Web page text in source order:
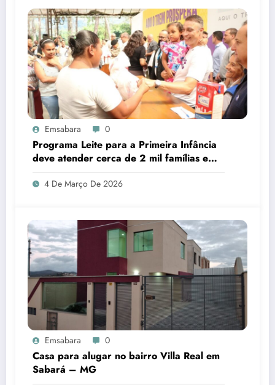
Emsabara 0
Programa Leite para a Primeira Infância
deve atender cerca de 2 mil famílias em
Sabará
4 De Março De 2026
Emsabara 0
Casa para alugar no bairro Villa Real em
Sabará – MG